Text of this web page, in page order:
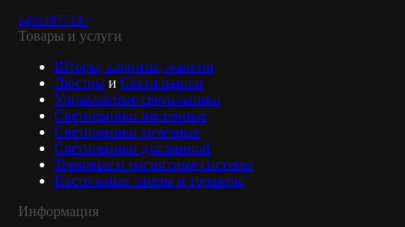
84951977330
Товары и услуги
Шторы, карнизы, жалюзи
Люстры и Светильники
Управляемые светильники
Светильники настенные
Светильники точечные
Светильники для ванной
Трековые и магнитные системы
Настольные лампы и торшеры
Информация